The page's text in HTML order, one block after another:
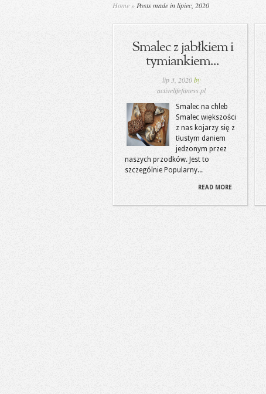
Home » Posts made in lipiec, 2020
Smalec z jabłkiem i
tymiankiem...
lip 3, 2020by
activelifefitness.pl
Smalec na chleb
Smalec większości
z nas kojarzy się z
tłustym daniem
jedzonym przez
naszych przodków. Jest to
szczególnie Popularny...
READ MORE